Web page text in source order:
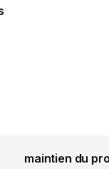
maintien du